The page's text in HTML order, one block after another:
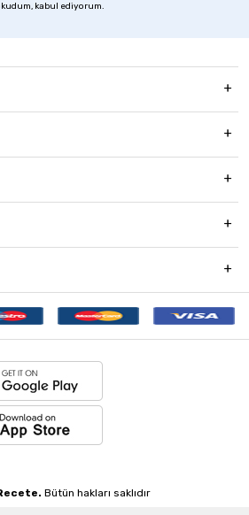
kabul ediyorum.
Bütün hakları saklıdır